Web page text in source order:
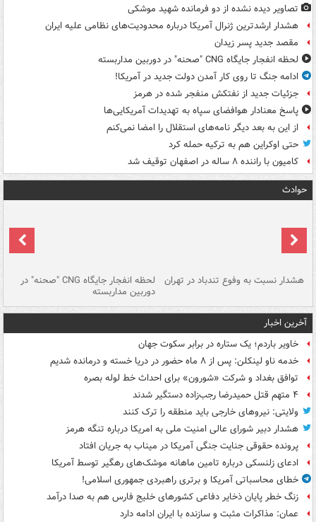
تصاویر دیده‌ نشده از دو فرمانده شهید موشکی
هشدار ارشدترین ژنرال آمریکا درباره محدودیت‌های نظامی علیه ایران
مقصد جدید پسر زیدان
لحظه انفجار جایگاه CNG "صحنه" در دوربین مداربسته
ادامه جنگ تا روی کار آمدن دولت جدید در آمریکا!
جزئیات جدید از نفتکش منفجر شده در هرمز
پاسخ معنادار هوافضای سپاه به تهدیدات آمریکایی‌ها
از این به بعد دیگر نامه‌های استقلال را امضا نمی‌کنم
حتی اوکراین هم به ترکیه حمله کرد
کامیون با راننده ۸ ساله در اصفهان توقیف شد
حوادث
هشدار نسبت به وفوع تندباد در تهران لحظه انفجار جایگاه CNG "صحنه" در
دوربین مداربسته
آخرین اخبار
خاویر باردم؛ یک ستاره در برابر سکوت جهان
خدمه ناو لینکلن: پس از ۸ ماه حضور در دریا خسته و درمانده‌ شدیم
توافق بغداد و شرکت «شورون» برای احداث خط لوله بصره
۴ متهم قتل حمیدرضا رجب‌زاده دستگیر شدند
ولایتی: نیروهای خارجی باید منطقه را ترک کنند
هشدار دبیر شورای عالی امنیت ملی به امریکا درباره تنگه هرمز
پرونده حقوقی جنایت جنگی آمریکا در میناب به جریان افتاد
ادعای زلنسکی درباره تامین ماهانه موشک‌های رهگیر توسط آمریکا
خطای محاسباتی آمریکا و برتری راهبردی جمهوری اسلامی!
زنگ خطر پایان ذخایر دفاعی کشورهای خلیج فارس هم به صدا درآمد
عمان: مذاکرات مثبت و سازنده با ایران ادامه دارد